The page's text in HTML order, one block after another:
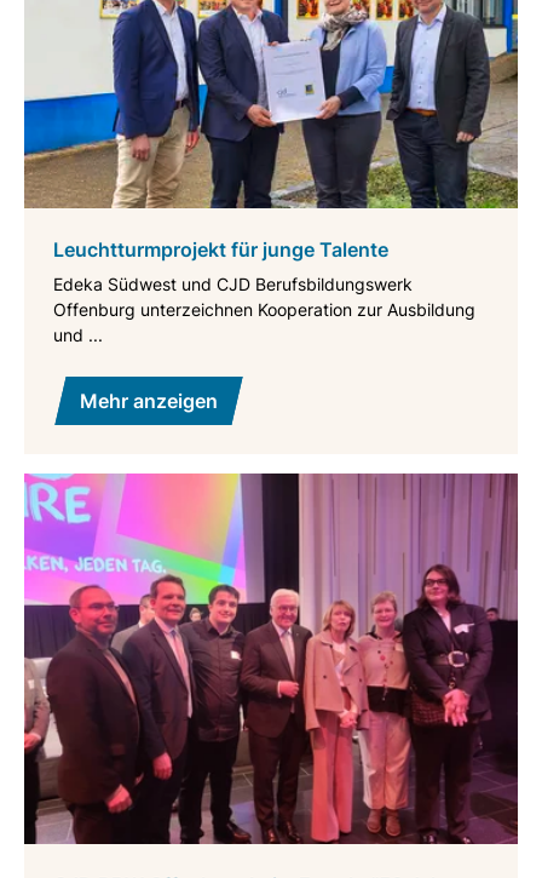
Leuchtturmprojekt für junge Talente
Edeka Südwest und CJD Berufsbildungswerk
Offenburg unterzeichnen Kooperation zur Ausbildung
und ...
Mehr anzeigen